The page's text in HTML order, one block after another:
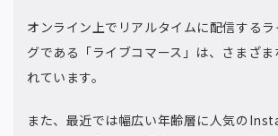
オンライン上でリアルタイムに配信する
グである「ライブコマース」は、さまざ
れています。
また、最近では幅広い年齢層に人気の